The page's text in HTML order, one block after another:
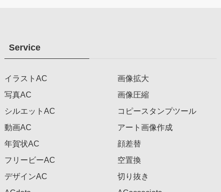
Service
イラストAC
写真AC
シルエットAC
動画AC
年賀状AC
フリービーAC
デザインAC
画像拡大
画像圧縮
コピースタンプツール
アート画像作成
顔差替
空置換
切り抜き